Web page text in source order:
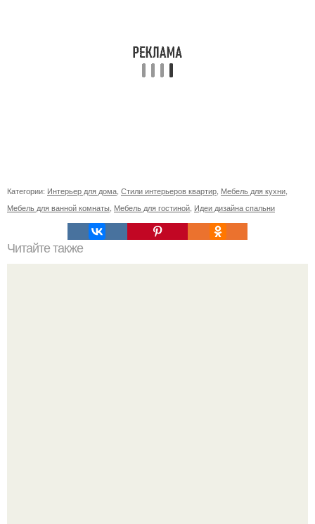
Категории: Интерьер для дома Стили интерьеров квартир Мебель для кухни
Мебель для ванной комнаты Мебель для гостиной Идеи дизайна спальни
Читайте также